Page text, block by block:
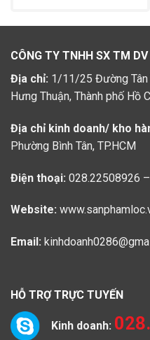
CÔNG TY TNHH SX TM
Địa chỉ: 1/11/25 Đường Tân
Hưng Thuận, Thành phố Hồ
Địa chỉ kinh doanh/ kho
Phường Bình Tân, TP.HCM
Điện thoại: 028.22508926
Website:
Email:
HỖ TRỢ TRỰC TUYẾN
Kinh doanh: